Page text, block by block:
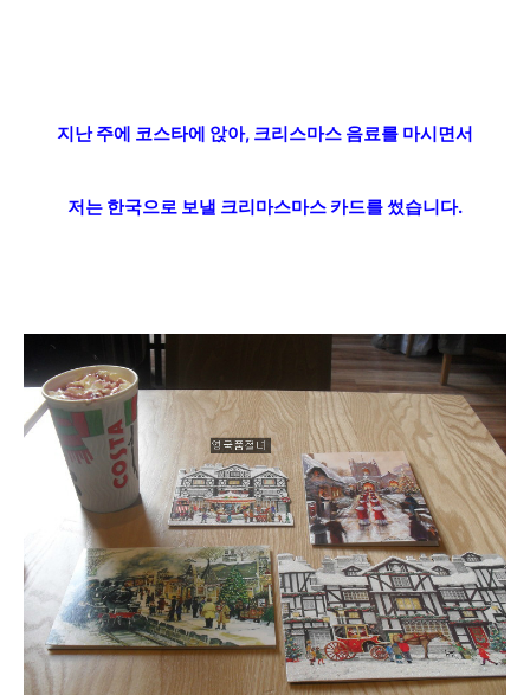
지난 주에 코스타에 앉아, 크리스마스 음료를 마시면서
저는 한국으로 보낼 크리마스마스 카드를 썼습니다.